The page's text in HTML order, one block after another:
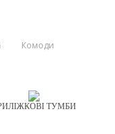
Комоди
ТУМБИ